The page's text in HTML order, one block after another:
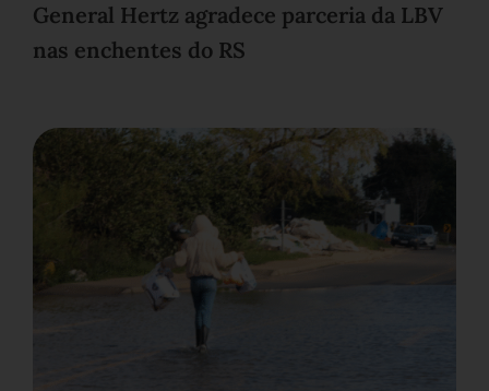
General Hertz agradece parceria da LBV
nas enchentes do RS